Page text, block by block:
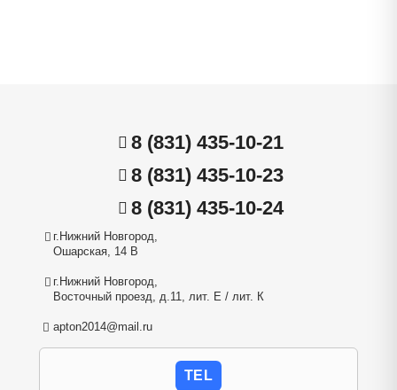
8 (831) 435-10-21
8 (831) 435-10-23
8 (831) 435-10-24
г.Нижний Новгород,
Ошарская, 14 В
г.Нижний Новгород,
Восточный проезд, д.11, лит. Е / лит. К
apton2014@mail.ru
TEL